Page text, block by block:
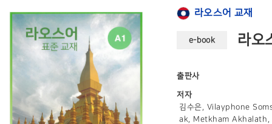
라오스어 교재
e-book 라오
출판사
저자
김수은, Vilayphone
ak, Metkham Akhalath,